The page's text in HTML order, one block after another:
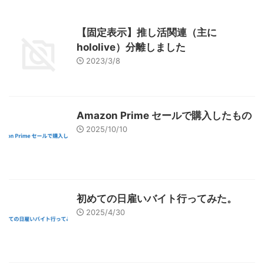
【固定表示】推し活関連（主に
hololive）分離しました
2023/3/8
Amazon Prime セールで購入したもの
2025/10/10
初めての日雇いバイト行ってみた。
2025/4/30